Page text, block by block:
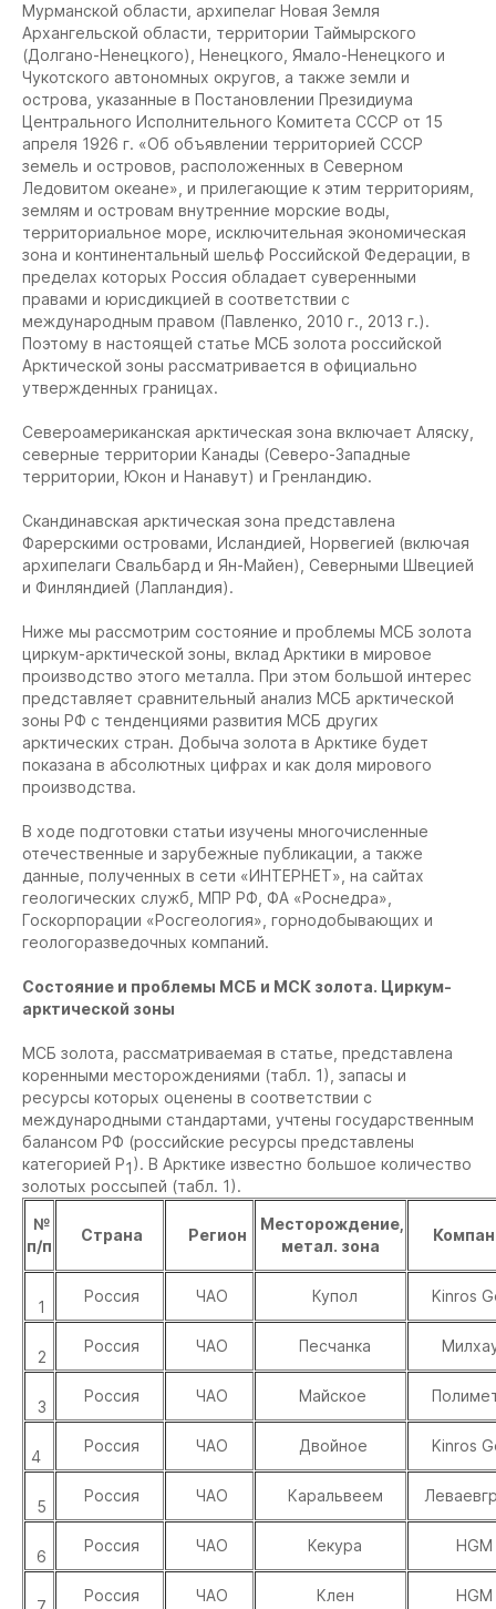
Мурманской области, архипелаг Новая Земля
Архангельской области, территории Таймырского
(Долгано-Ненецкого), Ненецкого, Ямало-Ненецкого и
Чукотского автономных округов, а также земли и
острова, указанные в Постановлении Президиума
Центрального Исполнительного Комитета СССР от 15
апреля 1926 г. «Об объявлении территорией СССР
земель и островов, расположенных в Северном
Ледовитом океане», и прилегающие к этим территориям,
землям и островам внутренние морские воды,
территориальное море, исключительная экономическая
зона и континентальный шельф Российской Федерации, в
пределах которых Россия обладает суверенными
правами и юрисдикцией в соответствии с
международным правом (Павленко, 2010 г., 2013 г.).
Поэтому в настоящей статье МСБ золота российской
Арктической зоны рассматривается в официально
утвержденных границах.
Североамериканская арктическая зона включает Аляску,
северные территории Канады (Северо-Западные
территории, Юкон и Нанавут) и Гренландию.
Скандинавская арктическая зона представлена
Фарерскими островами, Исландией, Норвегией (включая
архипелаги Свальбард и Ян-Майен), Северными Швецией
и Финляндией (Лапландия).
Ниже мы рассмотрим состояние и проблемы МСБ золота
циркум-арктической зоны, вклад Арктики в мировое
производство этого металла. При этом большой интерес
представляет сравнительный анализ МСБ арктической
зоны РФ с тенденциями развития МСБ других
арктических стран. Добыча золота в Арктике будет
показана в абсолютных цифрах и как доля мирового
производства.
В ходе подготовки статьи изучены многочисленные
отечественные и зарубежные публикации, а также
данные, полученных в сети «ИНТЕРНЕТ», на сайтах
геологических служб, МПР РФ, ФА «Роснедра»,
Госкорпорации «Росгеология», горнодобывающих и
геологоразведочных компаний.
Состояние и проблемы МСБ и МСК золота. Циркум-
арктической зоны
МСБ золота, рассматриваемая в статье, представлена
коренными месторождениями (табл. 1), запасы и
ресурсы которых оценены в соответствии с
международными стандартами, учтены государственным
балансом РФ (российские ресурсы представлены
категорией Р1). В Арктике известно большое количество
золотых россыпей (табл. 1).
№
п/п
Страна Регион
Месторождение,
метал. зона
1
Россия ЧАО Купол Kinros
2
Россия ЧАО Песчанка
3
Россия ЧАО Майское
4
Россия ЧАО Двойное Kinros
5
Россия ЧАО Каральвеем
6
Россия ЧАО Кекура HGM
Россия ЧАО Клен HGM